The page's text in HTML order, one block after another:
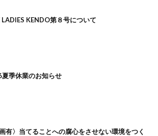
LADIES KENDO第８号について
季休業のお知らせ
画有〉当てることへの腐心をさせない環境をつく